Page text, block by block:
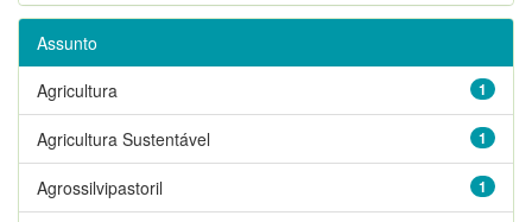
Assunto
1
Agricultura
1
Agricultura Sustentável
1
Agrossilvipastoril